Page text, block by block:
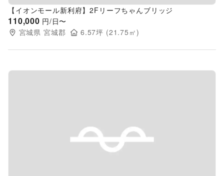
【イオンモール新利府】2Fリーフちゃんブリッジ
110,000 円/日〜
宮城県 宮城郡 6.57坪 (21.75 ㎡)
Previous slide